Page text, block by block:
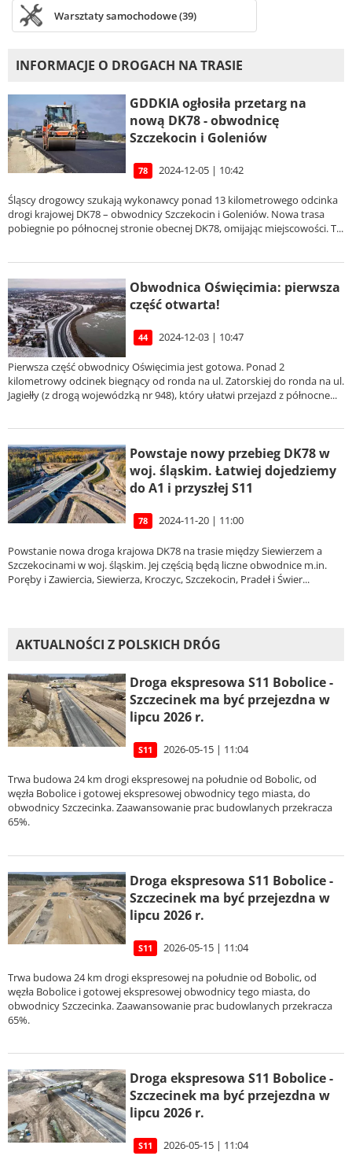
Warsztaty samochodowe (39)
INFORMACJE O DROGACH NA TRASIE
GDDKIA ogłosiła przetarg na
nową DK78 - obwodnicę
Szczekocin i Goleniów
78 2024-12-05 | 10:42
Śląscy drogowcy szukają wykonawcy ponad 13 kilometrowego odcinka
drogi krajowej DK78 – obwodnicy Szczekocin i Goleniów. Nowa trasa
pobiegnie po północnej stronie obecnej DK78, omijając miejscowości. T...
Obwodnica Oświęcimia: pierwsza
część otwarta!
44 2024-12-03 | 10:47
Pierwsza część obwodnicy Oświęcimia jest gotowa. Ponad 2
kilometrowy odcinek biegnący od ronda na ul. Zatorskiej do ronda na ul.
Jagiełły (z drogą wojewódzką nr 948), który ułatwi przejazd z północne...
Powstaje nowy przebieg DK78 w
woj. śląskim. Łatwiej dojedziemy
do A1 i przyszłej S11
78 2024-11-20 | 11:00
Powstanie nowa droga krajowa DK78 na trasie między Siewierzem a
Szczekocinami w woj. śląskim. Jej częścią będą liczne obwodnice m.in.
Poręby i Zawiercia, Siewierza, Kroczyc, Szczekocin, Pradeł i Świer...
AKTUALNOŚCI Z POLSKICH DRÓG
Droga ekspresowa S11 Bobolice -
Szczecinek ma być przejezdna w
lipcu 2026 r.
S11 2026-05-15 | 11:04
Trwa budowa 24 km drogi ekspresowej na południe od Bobolic, od
węzła Bobolice i gotowej ekspresowej obwodnicy tego miasta, do
obwodnicy Szczecinka. Zaawansowanie prac budowlanych przekracza
65%.
Droga ekspresowa S11 Bobolice -
Szczecinek ma być przejezdna w
lipcu 2026 r.
S11 2026-05-15 | 11:04
Trwa budowa 24 km drogi ekspresowej na południe od Bobolic, od
węzła Bobolice i gotowej ekspresowej obwodnicy tego miasta, do
obwodnicy Szczecinka. Zaawansowanie prac budowlanych przekracza
65%.
Droga ekspresowa S11 Bobolice -
Szczecinek ma być przejezdna w
lipcu 2026 r.
S11 2026-05-15 | 11:04